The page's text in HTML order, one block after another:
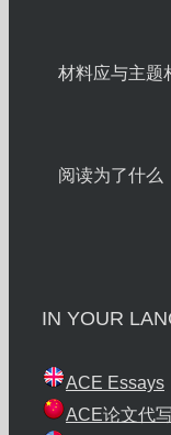
材料应与主题
阅读为了什么
IN YOUR
ACE Essays
ACE论文代写